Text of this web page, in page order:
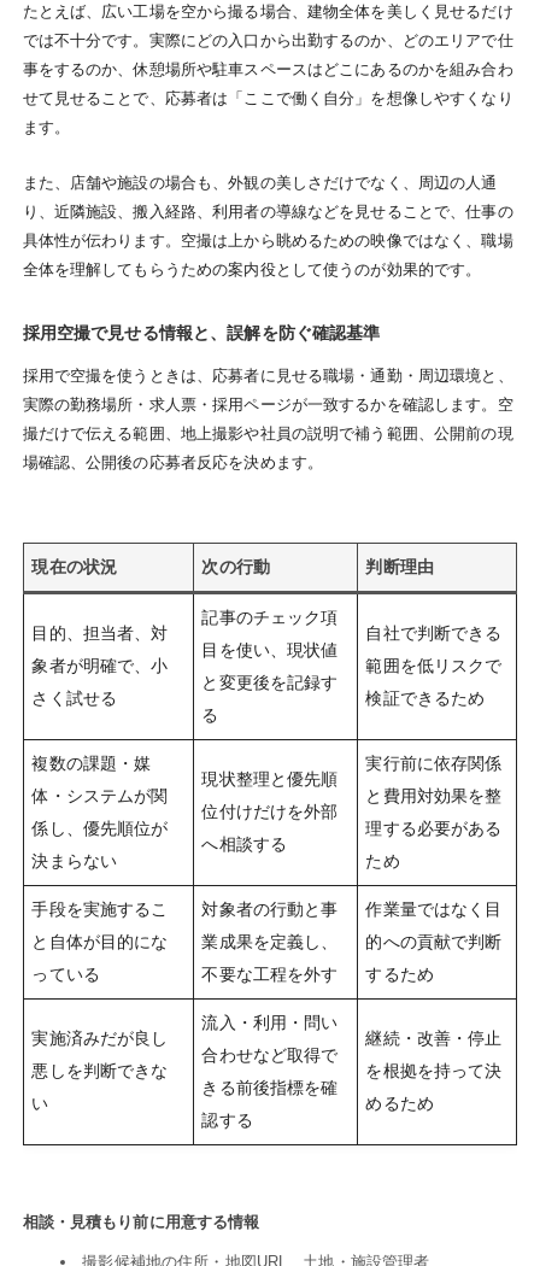
たとえば、広い工場を空から撮る場合、建物全体を美しく見せるだけ
では不十分です。実際にどの入口から出勤するのか、どのエリアで仕
事をするのか、休憩場所や駐車スペースはどこにあるのかを組み合わ
せて見せることで、応募者は「ここで働く自分」を想像しやすくなり
ます。
また、店舗や施設の場合も、外観の美しさだけでなく、周辺の人通
り、近隣施設、搬入経路、利用者の導線などを見せることで、仕事の
具体性が伝わります。空撮は上から眺めるための映像ではなく、職場
全体を理解してもらうための案内役として使うのが効果的です。
採用空撮で見せる情報と、誤解を防ぐ確認基準
採用で空撮を使うときは、応募者に見せる職場・通勤・周辺環境と、
実際の勤務場所・求人票・採用ページが一致するかを確認します。空
撮だけで伝える範囲、地上撮影や社員の説明で補う範囲、公開前の現
場確認、公開後の応募者反応を決めます。
現在の状況 次の行動 判断理由
目的、担当者、対
象者が明確で、小
さく試せる
記事のチェック項
目を使い、現状値
と変更後を記録す
る
自社で判断できる
範囲を低リスクで
検証できるため
複数の課題・媒
体・システムが関
係し、優先順位が
決まらない
現状整理と優先順
位付けだけを外部
へ相談する
実行前に依存関係
と費用対効果を整
理する必要がある
ため
手段を実施するこ
と自体が目的にな
っている
対象者の行動と事
業成果を定義し、
不要な工程を外す
作業量ではなく目
的への貢献で判断
するため
実施済みだが良し
悪しを判断できな
い
流入・利用・問い
合わせなど取得で
きる前後指標を確
認する
継続・改善・停止
を根拠を持って決
めるため
相談・見積もり前に用意する情報
撮影候補地の住所・地図URL、土地・施設管理者